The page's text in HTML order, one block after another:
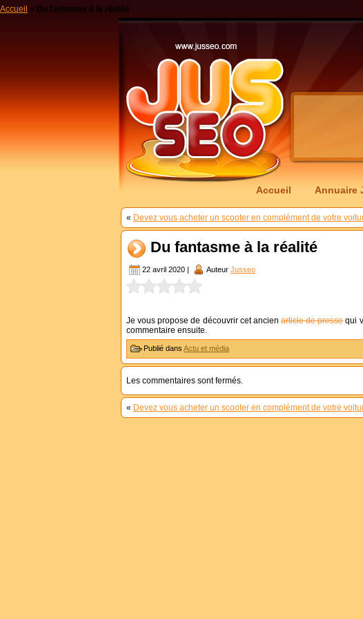
Accueil » Du fantasme à la réalité
Accueil Annuaire
« Devez vous acheter un scooter en complément de votre
Du fantasme à la réalité
22 avril 2020 | Auteur Jusseo
Je vous propose de découvrir cet ancien article de pressequi
commentaire ensuite.
Publié dans Actu et média
Les commentaires sont fermés.
« Devez vous acheter un scooter en complément de votre